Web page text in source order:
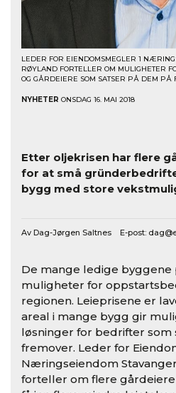
LEDER FOR EIENDOMSMEGLER 1
RØYLAND FORTELLER OM MULIGHETER
OG GÅRDEIERE SOM SATSER PÅ DEM PÅ
NYHETER ONSDAG 16. MAI 2018
Etter oljekrisen har flere
for at små
bygg med store
Av Dag-Jørgen Saltnes E-post:
De mange ledige byggene
muligheter for
regionen. Leieprisene er
areal i mange bygg gir
løsninger for bedrifter som
fremover. Leder for
Næringseiendom
forteller om flere